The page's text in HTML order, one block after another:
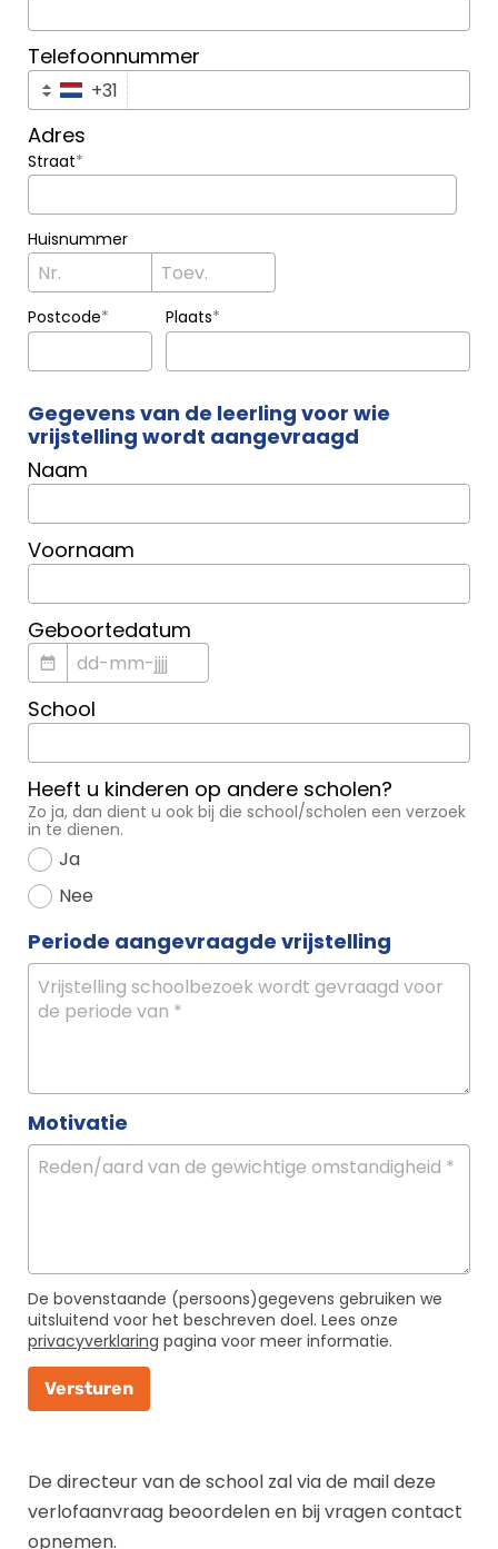
Telefoonnummer
+31
Adres
Straat*
Huisnummer
Postcode* Plaats*
Gegevens van de leerling voor wie
vrijstelling wordt aangevraagd
Naam
Voornaam
Geboortedatum
School
Heeft u kinderen op andere scholen?
Zo ja, dan dient u ook bij die school/scholen een verzoek
in te dienen.
Ja
Nee
Periode aangevraagde vrijstelling
Motivatie
De bovenstaande (persoons)gegevens gebruiken we
uitsluitend voor het beschreven doel. Lees onze
privacyverklaring pagina voor meer informatie.
Versturen
De directeur van de school zal via de mail deze
verlofaanvraag beoordelen en bij vragen contact
opnemen.